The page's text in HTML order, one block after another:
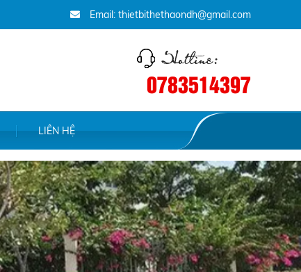
Email: thietbithethaondh@gmail.com
0783514397
LIÊN HỆ